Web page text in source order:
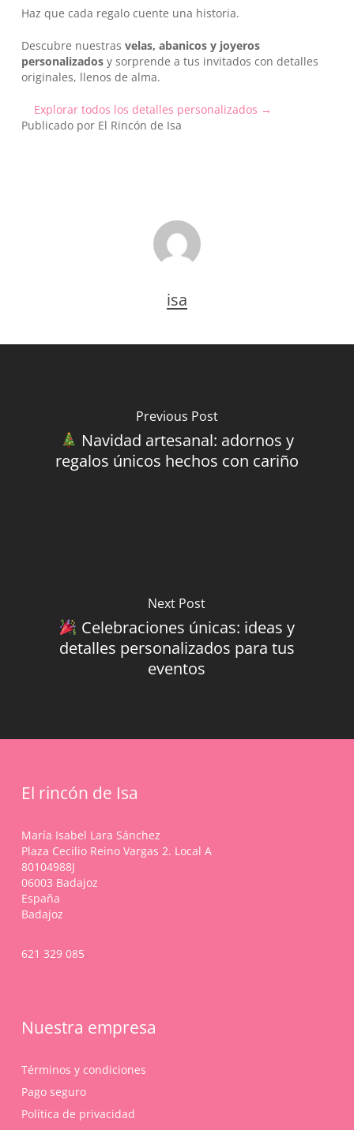
Haz que cada regalo cuente una historia.
Descubre nuestras velas, abanicos y joyeros
personalizadosy sorprende a tus invitados con detalles
originales, llenos de alma.
Explorar todos los detalles personalizados →
Publicado por El Rincón de Isa
isa
Previous Post
Navidad artesanal: adornos y
regalos únicos hechos con cariño
Next Post
Celebraciones únicas: ideas y
detalles personalizados para tus
eventos
El rincón de Isa
María Isabel Lara Sánchez
Plaza Cecilio Reino Vargas 2. Local A
80104988J
06003 Badajoz
España
Badajoz
621 329 085
Nuestra empresa
Términos y condiciones
Pago seguro
Política de privacidad